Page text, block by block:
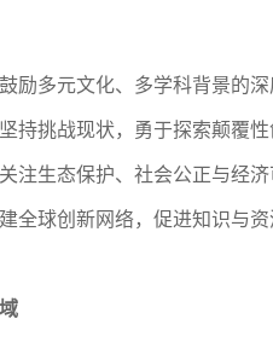
鼓励多元文化、多学科背景的
坚持挑战现状，勇于探索颠覆
关注生态保护、社会公正与经
全球创新网络，促进知识与